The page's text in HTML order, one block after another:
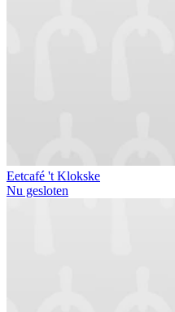
Eetcafé 't Klokske
Nu gesloten